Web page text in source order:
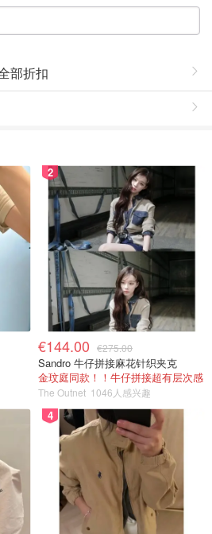
部折扣
2
€144.00 €275.00
Sandro 牛仔拼接麻花针织夹克
金玟庭同款！！牛仔拼接超有层次感
The Outnet 1046人感兴趣
4